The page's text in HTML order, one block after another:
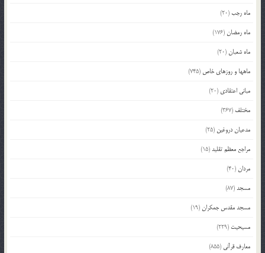
ماه رجب(20)
ماه رمضان(176)
ماه شعبان(20)
ماهها و روزهای خاص (745)
مبانی اعتقادی (20)
مختلف (367)
مدعیان دروغین (25)
مراجع معظم تقلید(15)
مردان(40)
مسجد(87)
مسجد مقدس جمکران(19)
مسیحیت (229)
معارف قرآنی (855)